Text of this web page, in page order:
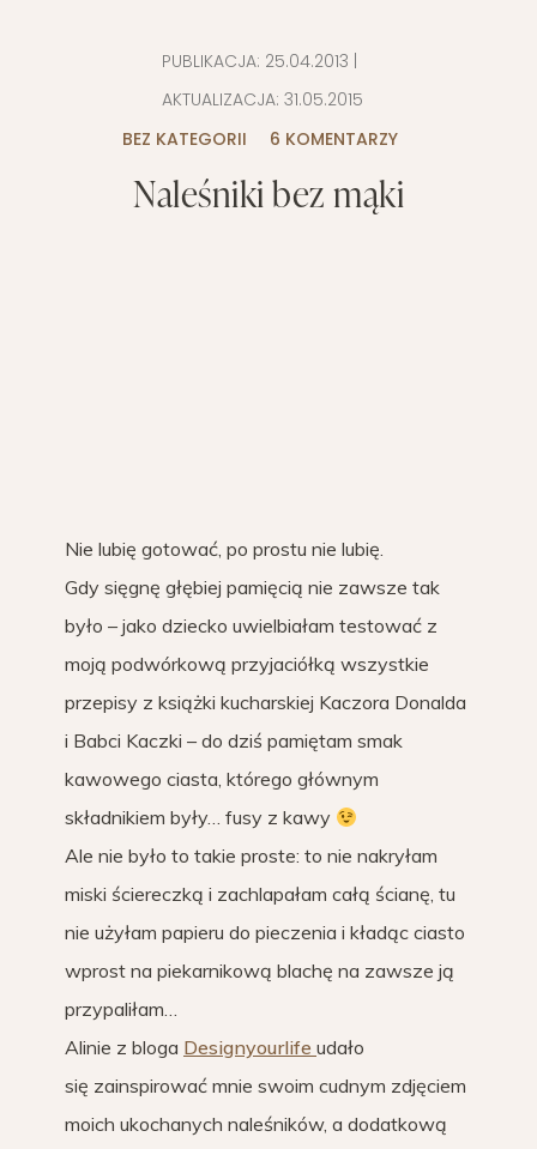
PUBLIKACJA: 25.04.2013
AKTUALIZACJA: 31.05.2015
BEZ KATEGORII
6 KOMENTARZY
Naleśniki bez mąki
Nie lubię gotować, po prostu nie lubię.
Gdy sięgnę głębiej pamięcią nie zawsze tak
było – jako dziecko uwielbiałam testować z
moją podwórkową przyjaciółką wszystkie
przepisy z książki kucharskiej Kaczora Donalda
i Babci Kaczki – do dziś pamiętam smak
kawowego ciasta, którego głównym
składnikiem były… fusy z kawy
Ale nie było to takie proste: to nie nakryłam
miski ściereczką i zachlapałam całą ścianę, tu
nie użyłam papieru do pieczenia i kładąc ciasto
wprost na piekarnikową blachę na zawsze ją
przypaliłam…
Alinie z bloga Designyourlife udało
się zainspirować mnie swoim cudnym zdjęciem
moich ukochanych naleśników, a dodatkową